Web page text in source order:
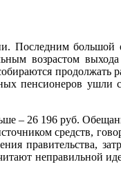
Последним большой
возрастом
продолжать
пенсионеров ушли
– 26 196 руб.
средств,
правительства,
неправильной